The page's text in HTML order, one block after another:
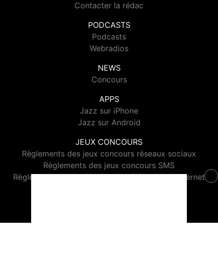
Contacter la rédac
PODCASTS
Podcasts
Webradios
NEWS
Concours
APPS
Jazz sur iPhone
Jazz sur Android
JEUX CONCOURS
Règlements des jeux concours réseaux sociaux
Règlements des jeux concours SMS
Règlements des jeux concours téléphone et internet